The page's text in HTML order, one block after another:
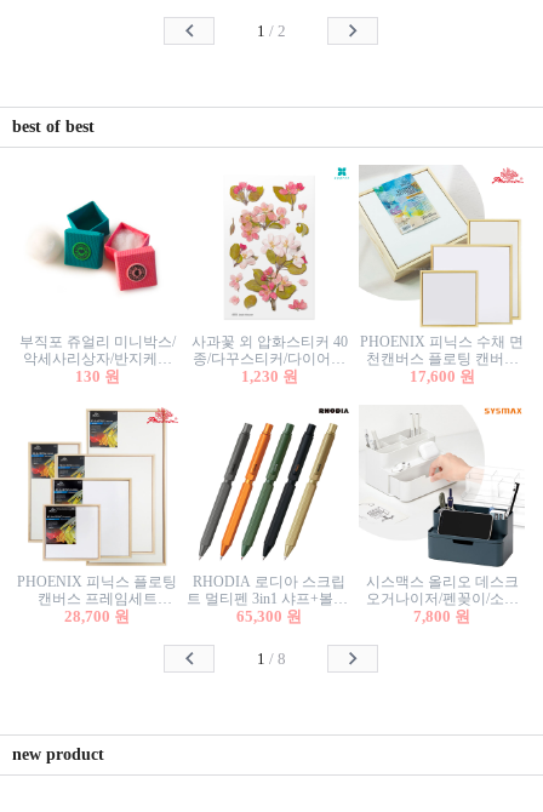
칼라색지/고급복사지
1 / 2
best of best
부직포 쥬얼리 미니박스/
악세사리상자/반지케이
스/반지상자/귀걸이상자/
130 원
사과꽃 외 압화스티커 40
종/다꾸스티커/다이어리
꾸미기/꽃스티커/자연물
1,230 원
PHOENIX 피닉스 수채 면
천캔버스 플로팅 캔버스
프레임세트 30x30cm/액자
17,600 원
PHOENIX 피닉스 플로팅
캔버스 프레임세트
50x50cm/액자캔버스/인테
28,700 원
RHODIA 로디아 스크립
트 멀티펜 3in1 샤프+볼펜/
무광택 알루미늄 육각배
65,300 원
시스맥스 올리오 데스크
오거나이저/펜꽂이/소품
꽂이/소품함/정리함/수납
7,800 원
1 / 8
new product